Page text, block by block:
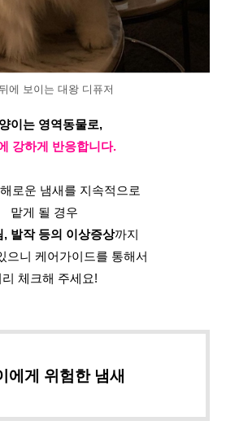
에 보이는 대왕 디퓨저
이는 영역동물로,
강하게 반응합니다.
로운 냄새를 지속적으로
맡게 될 경우
, 발작 등의 이상증상까지
으니 케어가이드를 통해서
리 체크해 주세요!
에게 위험한 냄새